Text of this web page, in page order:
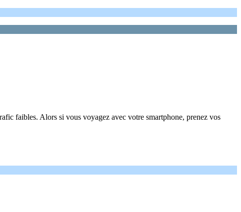
faibles. Alors si vous voyagez avec votre smartphone, prenez vos